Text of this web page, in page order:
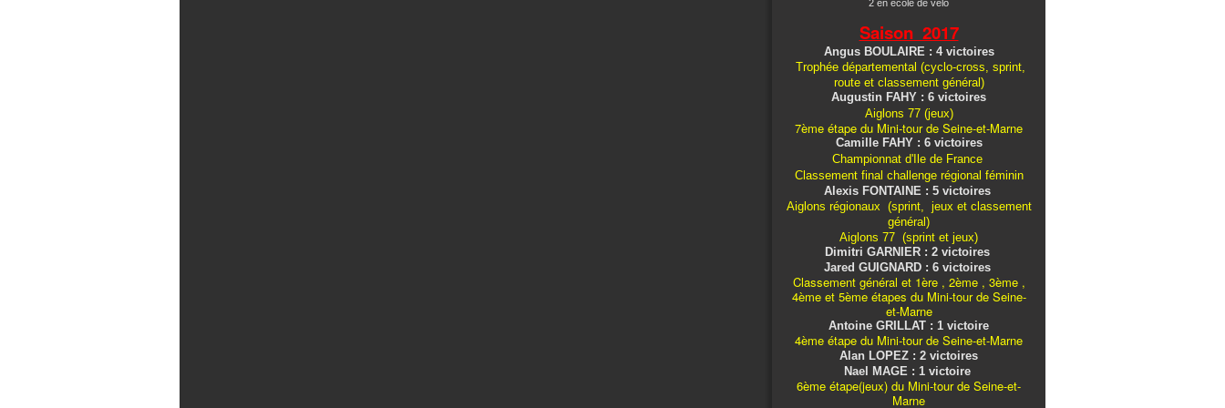
2 en école de vélo
Saison 2017
Angus BOULAIRE : 4 victoires
Trophée départemental (cyclo-cross, sprint,
route et classement général)
Augustin FAHY : 6 victoires
Aiglons 77 (jeux)
7ème étape du Mini-tour de Seine-et-Marne
Camille FAHY : 6 victoires
Championnat d'Ile de France
Classement final challenge régional féminin
Alexis FONTAINE : 5 victoires
Aiglons régionaux (sprint, jeux et classement
général)
Aiglons 77 (sprint et jeux)
Dimitri GARNIER : 2 victoires
Jared GUIGNARD : 6 victoires
Classement général et 1ère , 2ème , 3ème ,
4ème et 5ème étapes du Mini-tour de Seine-
et-Marne
Antoine GRILLAT : 1 victoire
4ème étape du Mini-tour de Seine-et-Marne
Alan LOPEZ : 2 victoires
Nael MAGE : 1 victoire
6ème étape(jeux) du Mini-tour de Seine-et-
Marne